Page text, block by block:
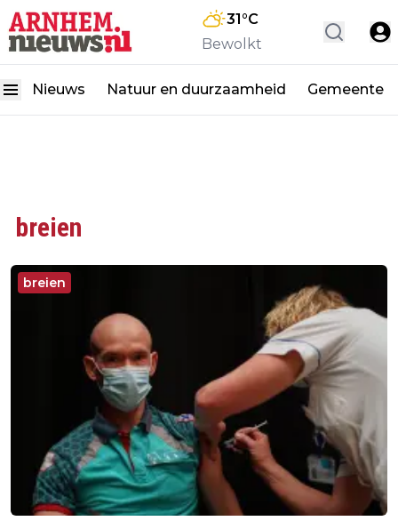
31°C
Bewolkt
Nieuws Natuur en duurzaamheid Gemeente
breien
breien